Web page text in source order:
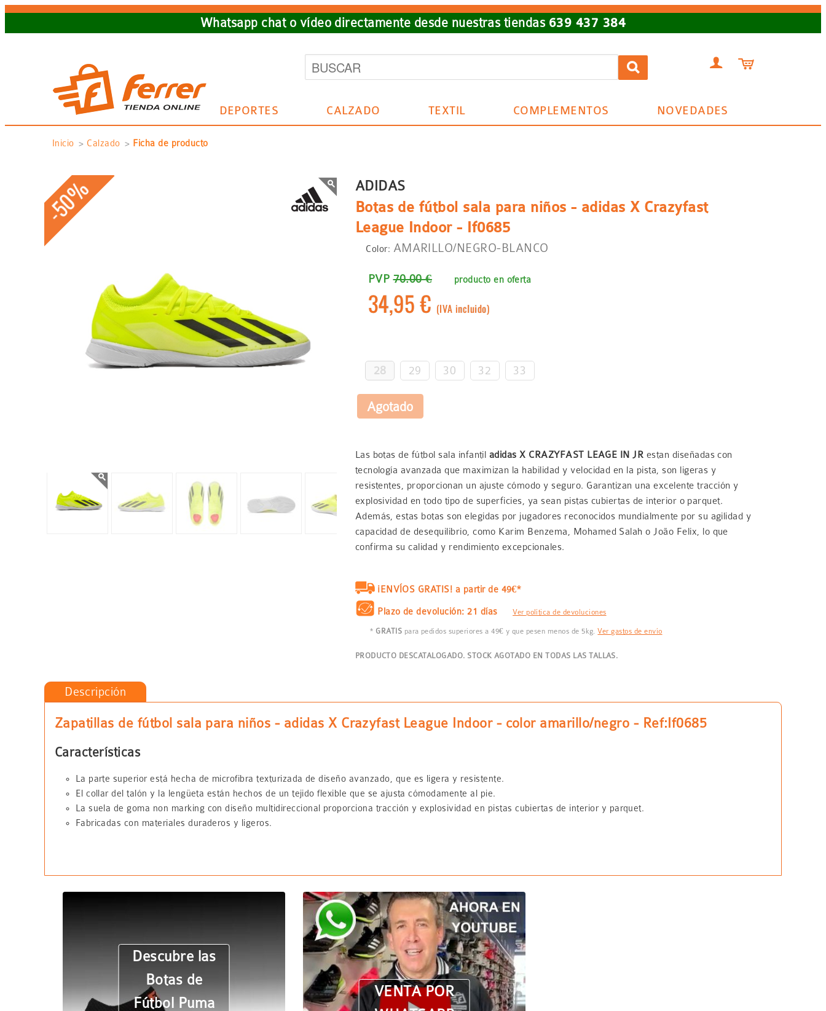
to
Whatsapp chat o vídeo directamente desde nuestras tiendas 639 437 384
 
DEPORTES CALZADO TEXTIL COMPLEMENTOS NOVEDADES
Sobrescribir
de
ayuda
a
navegación
Inicio Calzado Ficha de producto
-50% ADIDAS
Botas de fútbol sala para niños - adidas X Crazyfast
League Indoor - If0685
Color: AMARILLO/NEGRO-BLANCO
PVP70.00 € producto en oferta
34,95 € (IVA incluido)
28 29 30 32 33
Las botas de fútbol sala infantil adidas X CRAZYFAST LEAGE IN JR estan diseñadas con
tecnología avanzada que maximizan la habilidad y velocidad en la pista, son ligeras y
resistentes, proporcionan un ajuste cómodo y seguro. Garantizan una excelente tracción y
explosividad en todo tipo de superficies, ya sean pistas cubiertas de interior o parquet.
Además, estas botas son elegidas por jugadores reconocidos mundialmente por su agilidad y
capacidad de desequilibrio, como Karim Benzema, Mohamed Salah o João Felix, lo que
confirma su calidad y rendimiento excepcionales.
¡ENVÍOS GRATIS! a partir de 49€*
Plazo de devolución: 21 días Ver política de devoluciones
* GRATIS para pedidos superiores a 49€ y que pesen menos de 5kg.Ver gastos de envío
PRODUCTO DESCATALOGADO. STOCK AGOTADO EN TODAS LAS TALLAS.
Descripción
Zapatillas de fútbol sala para niños - adidas X Crazyfast League Indoor - color amarillo/negro - Ref:If0685
Características
La parte superior está hecha de microfibra texturizada de diseño avanzado, que es ligera y resistente.
El collar del talón y la lengüeta están hechos de un tejido flexible que se ajusta cómodamente al pie.
La suela de goma non marking con diseño multidireccional proporciona tracción y explosividad en pistas cubiertas de interior y parquet.
Fabricadas con materiales duraderos y ligeros.
Descubre las
Botas de
Fútbol Puma
VENTA POR